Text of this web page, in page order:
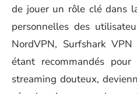
de jouer un rôle clé dans
personnelles des
NordVPN, Surfshark
étant recommandés
streaming douteux,